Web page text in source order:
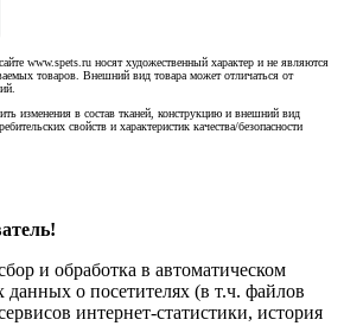
www.spets.ru носят художественный характер и не являются
товаров. Внешний вид товара может отличаться от
изменения в состав тканей, конструкцию и внешний вид
свойств и характеристик качества/безопасности
и обработка в автоматическом
о посетителях (в т.ч. файлов
интернет-статистики, история